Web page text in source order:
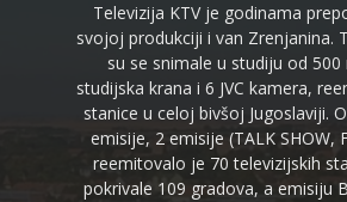
Televizija KTV je godinama
svojoj produkciji i van Zrenjanina.
su se snimale u studiju od 500
studijska krana i 6 JVC kamera,
stanice u celoj bivšoj Jugoslaviji.
emisije, 2 emisije (TALK SHOW,
reemitovalo je 70 televizijskih
pokrivale 109 gradova, a emisiju